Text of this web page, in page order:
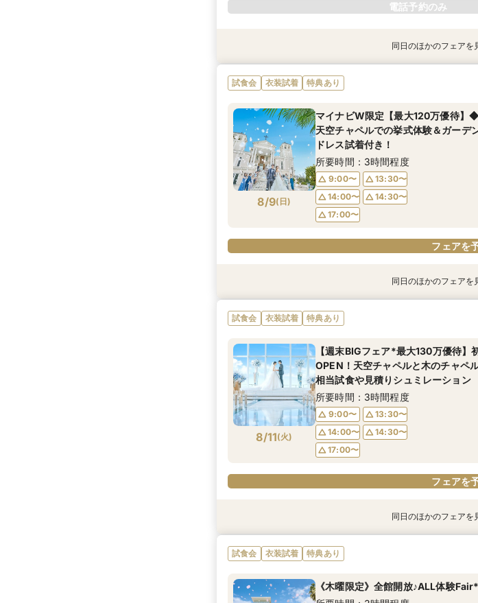
電話予約のみ
8/8(土 )
【都内在住のお客様限定】東京駅か
3台分の料金を総額から追加でプレ
所要時間：3時間程度
9:00〜
13:30〜
14:00〜
14:30〜
15:00〜
8/8(土 )
【最大150万優待】新作ドレス×人
9:00〜
13:30〜
14:00〜
14:30〜
同日のほかのフェアを
試食会 衣装試着 特典あり
8/9( 日)
マイナビW限定【最大120万優待
天空チャペルでの挙式体験＆ガーデ
ドレス試着付き！
所要時間：3時間程度
9:00〜
13:30〜
14:00〜
14:30〜
17:00〜
フェアを
8/9(日)
【都内在住のお客様限定】東京駅か
3台分の料金を総額から追加でプレ
所要時間：3時間程度
9:00〜
13:30〜
14:00〜
14:30〜
15:00〜
8/9(日)
【愛犬と”会場内”もOK】緑溢れる
9:00〜
14:00〜
14:30〜
8/9(日)
【ホテル料理長監修】特選牛×フォ
9:00〜
14:00〜
14:30〜
8/9(日)
新会場OPEN記念＜少人数婚20名83
9:00〜
14:00〜
14:30〜
8/9(日)
☆2026年OPEN☆緑と水の感動チャ
9:00〜
13:30〜
14:00〜
14:30〜
8/9(日)
【1件目見学に】全館見学＆あんし
9:00〜
13:30〜
14:00〜
15:00〜
同日のほかのフェアを
試食会 衣装試着 特典あり
8/11(火)
【週末BIGフェア*最大130万優待
OPEN！天空チャペルと木のチャペ
相当試食や見積りシュミレーション
所要時間：3時間程度
9:00〜
13:30〜
14:00〜
14:30〜
17:00〜
フェアを
【都内在住のお客様限定】東京駅か
3台分の料金を総額から追加でプレ
所要時間：3時間程度
【ホテル料理長監修】特選牛×フォ
9:00〜
14:00〜
新会場OPEN記念＜少人数婚20名83
9:00〜
14:00〜
☆2026年OPEN☆緑と水の感動チャ
9:00〜
13:30〜
【最大150万優待】新作ドレス×人
9:00〜
13:30〜
【1件目見学に】全館見学＆あんし
9:00〜
13:30〜
同日のほかのフェアを
試食会 衣装試着 特典あり
《木曜限定》全館開放♪ALL体験